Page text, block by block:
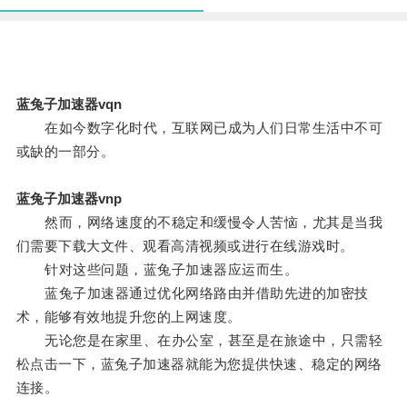
蓝兔子加速器vqn
在如今数字化时代，互联网已成为人们日常生活中不可
或缺的一部分。
蓝兔子加速器vnp
然而，网络速度的不稳定和缓慢令人苦恼，尤其是当我
们需要下载大文件、观看高清视频或进行在线游戏时。
针对这些问题，蓝兔子加速器应运而生。
蓝兔子加速器通过优化网络路由并借助先进的加密技
术，能够有效地提升您的上网速度。
无论您是在家里、在办公室，甚至是在旅途中，只需轻
松点击一下，蓝兔子加速器就能为您提供快速、稳定的网络
连接。